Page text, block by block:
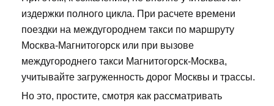
издержки полного цикла. При расчете времени
поездки на междугороднем такси по маршруту
Москва-Магнитогорск или при вызове
междугороднего такси Магнитогорск-Москва,
учитывайте загруженность дорог Москвы и трассы.
Но это, простите, смотря как рассматривать